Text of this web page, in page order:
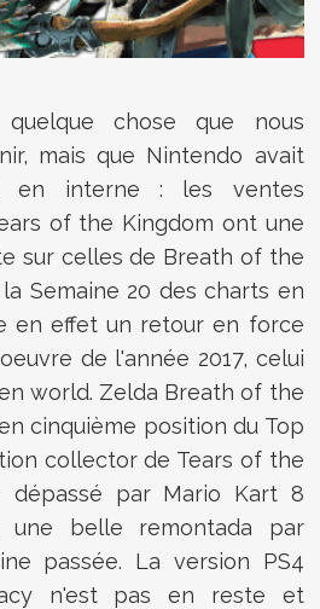
chose que nous
mais que Nintendo avait
en interne : les ventes
of the Kingdom ont une
sur celles de Breath of the
Semaine 20 des charts en
en effet un retour en force
de l'année 2017, celui
world. Zelda Breath of the
cinquième position du Top
collector de Tears of the
dépassé par Mario Kart 8
une belle remontada par
passée. La version PS4
n'est pas en reste et